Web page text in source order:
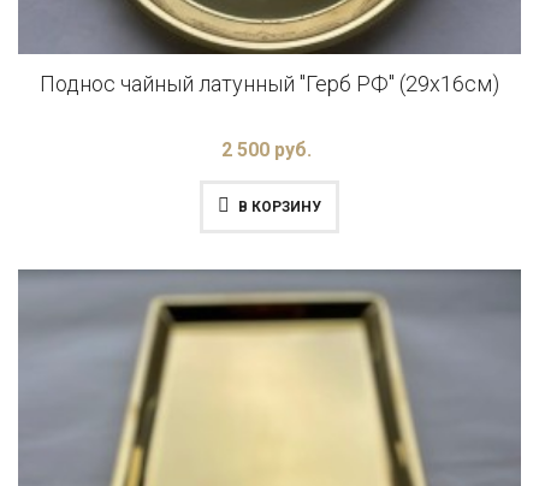
Поднос чайный латунный "Герб РФ" (29x16см)
2 500 руб.
В КОРЗИНУ